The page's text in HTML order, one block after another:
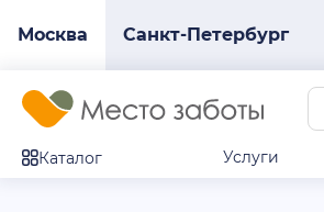
Москва Санкт-Петербург
Каталог Услуги